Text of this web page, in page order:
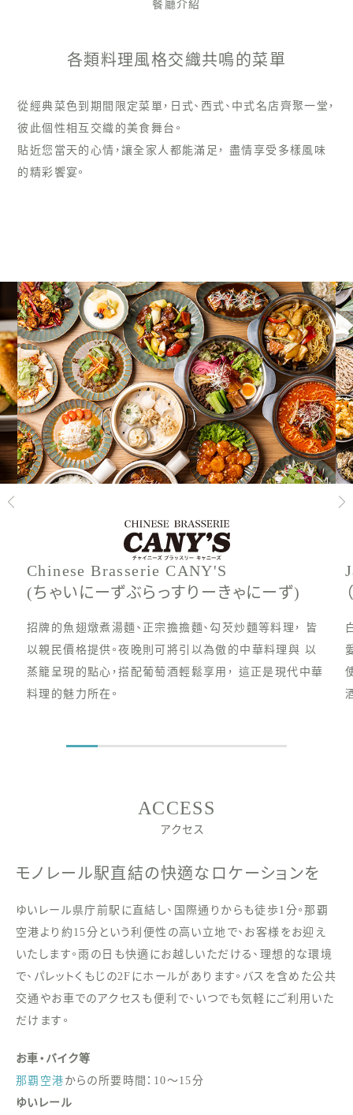
餐廳介紹
各類料理風格交織共鳴的菜單
從經典菜色到期間限定菜單，日式、西式、中式名店齊聚一堂，
彼此個性相互交織的美食舞台。
貼近您當天的心情，讓全家人都能滿足， 盡情享受多樣風味
的精彩饗宴。
Chinese Brasserie CANY'S
(ちゃいにーずぶらっすりーきゃにーず)
招牌的魚翅燉煮湯麵、正宗擔擔麵、勾芡炒麵等料理， 皆
以親民價格提供。夜晚則可將引以為傲的中華料理與 以
蒸籠呈現的點心，搭配葡萄酒輕鬆享用， 這正是現代中華
料理的魅力所在。
ACCESS
アクセス
モノレール駅直結の快適なロケーションを
ゆいレール県庁前駅に直結し、国際通りからも徒歩1分。那覇
空港より約15分という利便性の高い立地で、お客様をお迎え
いたします。雨の日も快適にお越しいただける、理想的な環境
で、パレットくもじの2Fにホールがあります。バスを含めた公共
交通やお車でのアクセスも便利で、いつでも気軽にご利用いた
だけます。
お車・バイク等
那覇空港 からの所要時間：10〜15分
ゆいレール